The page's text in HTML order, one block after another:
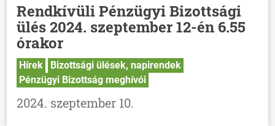
Rendkívüli Pénzügyi Bizottsági
ülés 2024. szeptember 12-én 6.55
órakor
Hírek
Bizottsági ülések, napirendek
Pénzügyi Bizottság meghívói
2024. szeptember 10.